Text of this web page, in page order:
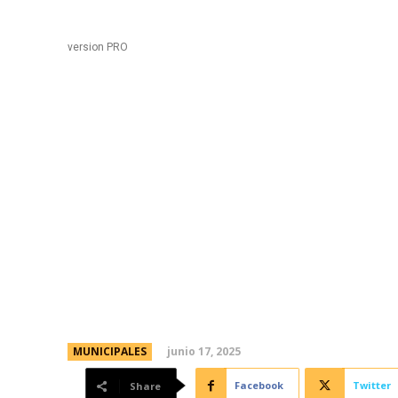
version PRO
MUNICIPALES junio 17, 2025
Share Facebook Twitter